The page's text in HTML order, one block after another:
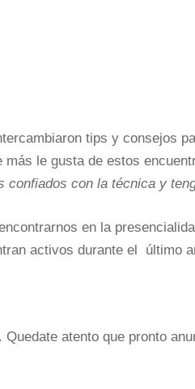
tips y consejos
más le gusta de estos
con la técnica y
en la
activos durante el último
atento que pronto